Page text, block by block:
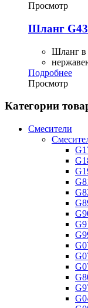
Просмотр
Шланг G43
Шланг в
Подробнее
Просмотр
Категории
Смесители